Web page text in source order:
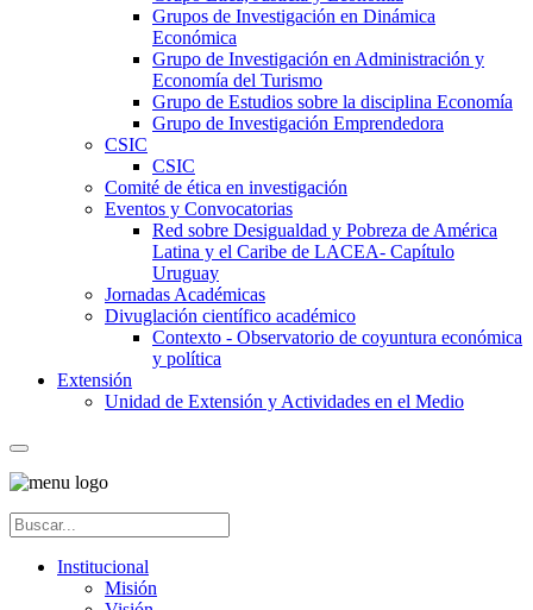
Grupos de Investigación en Dinámica
Económica
Grupo de Investigación en Administración y
Economía del Turismo
Grupo de Estudios sobre la disciplina Economía
Grupo de Investigación Emprendedora
CSIC
CSIC
Comité de ética en investigación
Eventos y Convocatorias
Red sobre Desigualdad y Pobreza de América
Latina y el Caribe de LACEA- Capítulo
Uruguay
Jornadas Académicas
Divuglación científico académico
Contexto - Observatorio de coyuntura económica
y política
Extensión
Unidad de Extensión y Actividades en el Medio
Institucional
Misión